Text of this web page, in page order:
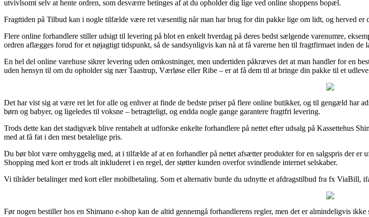
utvivlsomt selv at hente ordren, som desværre betinges af at du opholder dig lige ved online shoppens bopæl.
Fragttiden på Tilbud kan i nogle tilfælde være ret væsentlig når man har brug for din pakke lige om lidt, og herved
Flere online forhandlere stiller udsigt til levering på blot en enkelt hverdag på deres bedst sælgende varenumre,
ordren aflægges forud for et nøjagtigt tidspunkt, så de sandsynligvis kan nå at få varerne hen til fragtfirmaet inden de
En hel del online varehuse sikrer levering uden omkostninger, men undertiden påkræves det at man handler for en
uden hensyn til om du opholder sig nær Taastrup, Værløse eller Ribe – er at få dem til at bringe din pakke til et
Det har vist sig at være ret let for alle og enhver at finde de bedste priser på flere online butikker, og til gengæld har
børn og babyer, og ligeledes til voksne – betragteligt, og endda nogle gange garantere fragtfri levering.
Trods dette kan det stadigvæk blive rentabelt at udforske enkelte forhandlere på nettet efter udsalg på Kassettehus
med at få fat i den mest betalelige pris.
Du bør blot være omhyggelig med, at i tilfælde af at en forhandler på nettet afsætter produkter for en salgspris der
Shopping med kort er trods alt inkluderet i en regel, der støtter kunden overfor svindlende internet selskaber.
Vi tilråder betalinger med kort eller mobilbetaling. Som et alternativ burde du udnytte et afdragstilbud fra fx ViaBill,
Før nogen bestiller hos en Shimano e-shop kan de altid gennemgå forhandlerens regler, men det er almindeligvis ikke